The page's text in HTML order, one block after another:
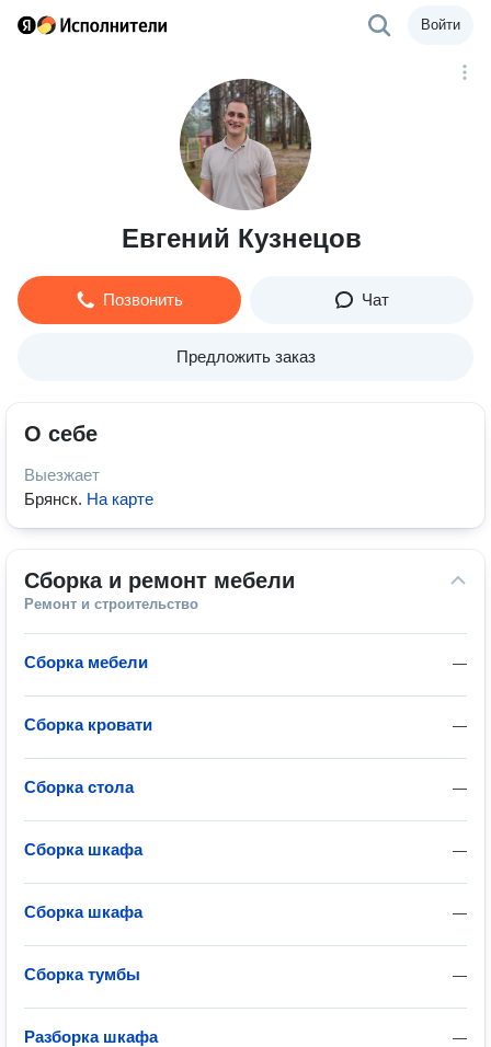
Войти
Евгений Кузнецов
Позвонить Чат
Предложить заказ
О себе
Выезжает
Брянск. На карте
Сборка и ремонт мебели
Ремонт и строительство
—
Сборка мебели
—
Сборка кровати
—
Сборка стола
—
Сборка шкафа
—
Сборка шкафа
—
Сборка тумбы
—
Разборка шкафа